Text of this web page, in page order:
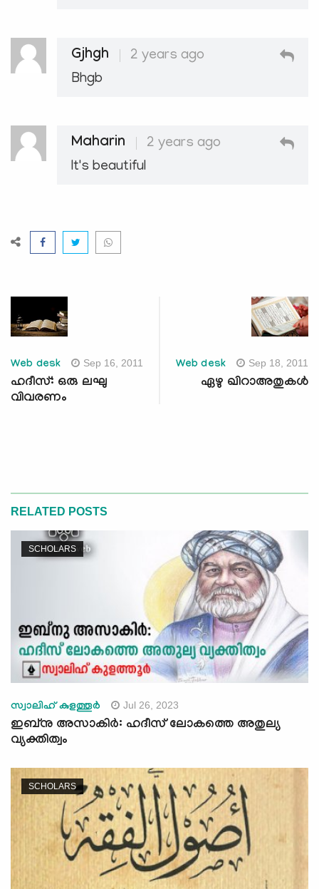
Gjhgh
2 years ago
Bhgb
Maharin
2 years ago
It's beautiful
Web desk Sep 16, 2011
ഹദീസ്: ഒരു ലഘു
വിവരണം
Web desk Sep 18, 2011
ഏഴു ഖിറാഅതുകള്‍
RELATED POSTS
SCHOLARS
സ്വാലിഹ് കുളത്തൂര്‍ Jul 26, 2023
ഇബ്നു അസാകിർ: ഹദീസ് ലോകത്തെ അതുല്യ
വ്യക്തിത്വം
SCHOLARS